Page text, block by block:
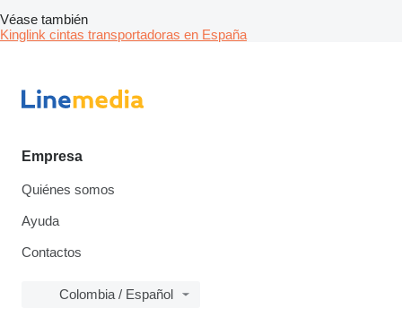
Véase también
Kinglink cintas transportadoras en España
Empresa
Quiénes somos
Ayuda
Contactos
Colombia / Español